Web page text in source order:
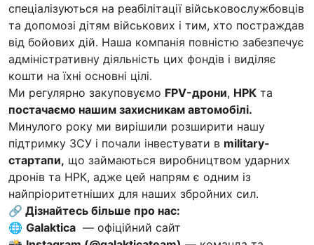
спеціалізуються на реабілітації військовослужбовців
та допомозі дітям військових і тим, хто постраждав
від бойових дій. Наша компанія повністю забезпечує
адміністративну діяльність цих фондів і виділяє
кошти на їхні основні цілі.
Ми регулярно закуповуємо FPV-дрони, НРК та
постачаємо нашим захисникам автомобілі.
Минулого року ми вирішили розширити нашу
підтримку ЗСУ і почали інвестувати в military-
стартапи, що займаються виробництвом ударних
дронів та НРК, адже цей напрям є одним із
найпріоритетніших для наших збройних сил.
🔗 Дізнайтесь більше про нас:
🌐 Galaktica — офіційний сайт